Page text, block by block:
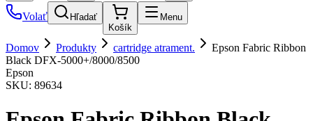
Volať
Hľadať
Košík
Menu
Domov Produkty cartridge atrament.
Epson Fabric Ribbon
Black DFX-5000+/8000/8500
Epson
SKU: 89634